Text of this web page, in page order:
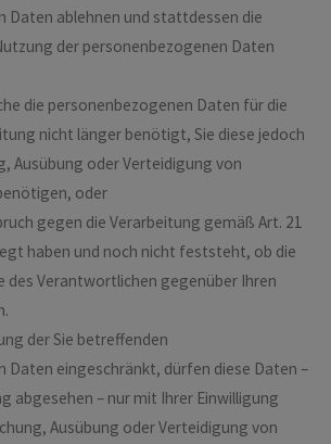
Daten ablehnen und stattdessen die
der personenbezogenen Daten
die personenbezogenen Daten für die
nicht länger benötigt, Sie diese jedoch
Ausübung oder Verteidigung von
oder
gegen die Verarbeitung gemäß Art. 21
haben und noch nicht feststeht, ob die
des Verantwortlichen gegenüber Ihren
der Sie betreffenden
Daten eingeschränkt, dürfen diese Daten –
abgesehen – nur mit Ihrer Einwilligung
Ausübung oder Verteidigung von